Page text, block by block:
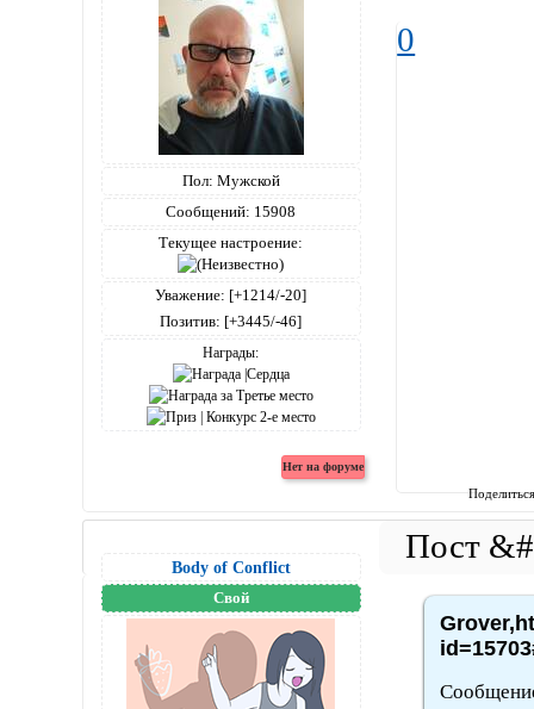
Пол: Мужской
Сообщений: 15908
Текущее настроение:
Уважение: [+1214/-20]
Позитив: [+3445/-46]
Награды:
0
Body of Conflict
Свой